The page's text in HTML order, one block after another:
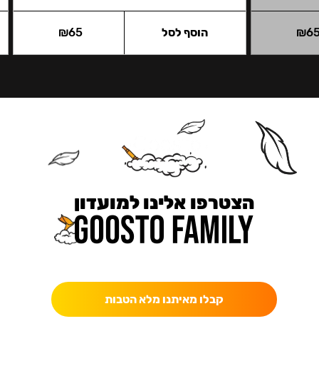
₪
₪65 הוסף לסל
הצטרפו אלינו למועדון
קבלו מאיתנו מלא הטבות